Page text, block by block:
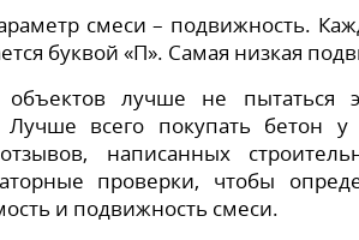
смеси – подвижность.
буквой «П». Самая низкая
лучше не пытаться
Лучше всего покупать бетон
написанных
проверки, чтобы
и подвижность смеси.